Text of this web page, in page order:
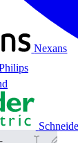
Nexans